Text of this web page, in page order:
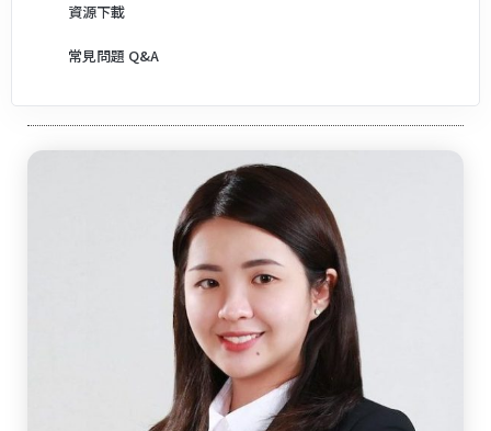
資源下載
常見問題 Q&A